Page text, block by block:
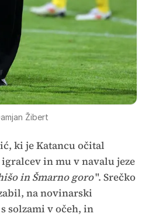
Žibert
ki je Katancu očital
in mu v navalu jeze
in Šmarno goro". Srečko
na novinarski
solzami v očeh, in